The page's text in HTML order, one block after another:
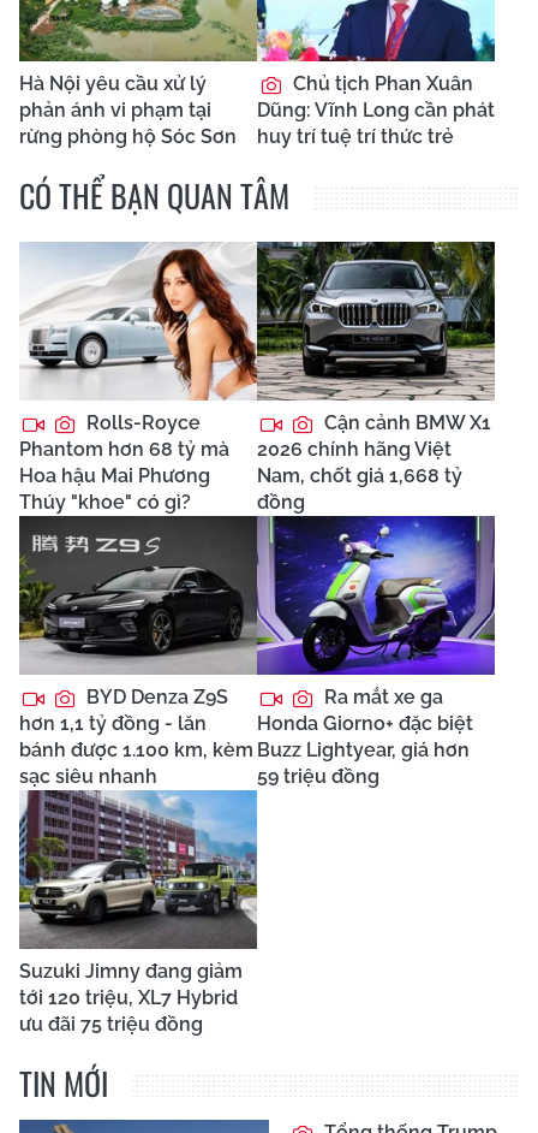
Hà Nội yêu cầu xử lý
phản ánh vi phạm tại
rừng phòng hộ Sóc Sơn
Chủ tịch Phan Xuân
Dũng: Vĩnh Long cần phát
huy trí tuệ trí thức trẻ
CÓ THỂ BẠN QUAN TÂM
Rolls-Royce
Phantom hơn 68 tỷ mà
Hoa hậu Mai Phương
Thúy "khoe" có gì?
Cận cảnh BMW X1
2026 chính hãng Việt
Nam, chốt giá 1,668 tỷ
đồng
BYD Denza Z9S
hơn 1,1 tỷ đồng - lăn
bánh được 1.100 km, kèm
sạc siêu nhanh
Ra mắt xe ga
Honda Giorno+ đặc biệt
Buzz Lightyear, giá hơn
59 triệu đồng
Suzuki Jimny đang giảm
tới 120 triệu, XL7 Hybrid
ưu đãi 75 triệu đồng
TIN MỚI